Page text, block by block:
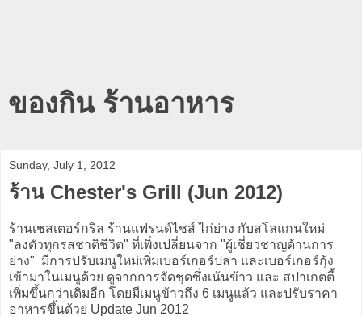
ของกิน ร้านอาหาร
Sunday, July 1, 2012
ร้าน Chester's Grill (Jun 2012)
ร้านเชสเตอร์กริล ร้านแฟรนด์ไชส์ ไก่ย่าง กับสโลแกนใหม่
"ลงตัวทุกรสชาติชีวิต" ที่เพิ่งเปลี่ยนจาก "ผู้เชี่ยวชาญด้านการ
ย่าง" มีการปรับเมนูใหม่เพิ่มเบอร์เกอร์ปลา และเบอร์เกอร์กุ้ง
เข้ามาในเมนูด้วย ดูจากการจัดชุดซึ่งเน้นข้าว และ สปาเกตตี้
เพิ่มขึ้นกว่าเดิมอีก โดยมีเมนูข้าวถึง 6 เมนูแล้ว และปรับราคา
อาหารขึ้นด้วย Update Jun 2012